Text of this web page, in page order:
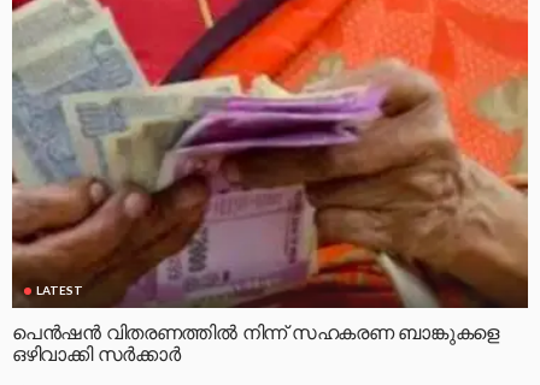
LATEST
പെൻഷൻ വിതരണത്തിൽ നിന്ന് സഹകരണ ബാങ്കുകളെ
ഒഴിവാക്കി സർക്കാർ